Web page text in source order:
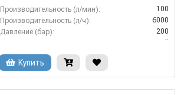
Производительность (л/мин):
100
Производительность (л/ч):
6000
Давление (бар):
200
Купить